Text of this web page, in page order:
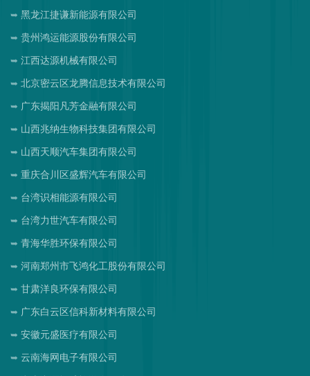
黑龙江捷谦新能源有限公司
贵州鸿运能源股份有限公司
江西达源机械有限公司
北京密云区龙腾信息技术有限公司
广东揭阳凡芳金融有限公司
山西兆纳生物科技集团有限公司
山西天顺汽车集团有限公司
重庆合川区盛辉汽车有限公司
台湾识相能源有限公司
台湾力世汽车有限公司
青海华胜环保有限公司
河南郑州市飞鸿化工股份有限公司
甘肃洋良环保有限公司
广东白云区信科新材料有限公司
安徽元盛医疗有限公司
云南海网电子有限公司